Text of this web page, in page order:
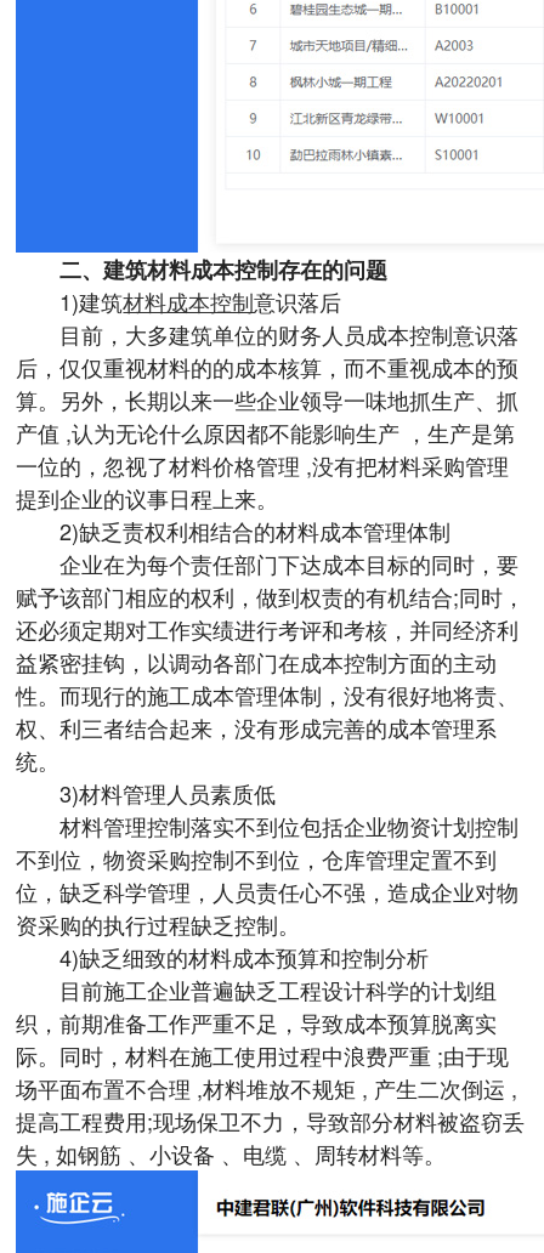
二、建筑材料成本控制存在的问题
1)建筑材料成本控制意识落后
目前，大多建筑单位的财务人员成本控制意识落
后，仅仅重视材料的的成本核算，而不重视成本的预
算。另外，长期以来一些企业领导一味地抓生产、抓
产值 ,认为无论什么原因都不能影响生产 ，生产是第
一位的，忽视了材料价格管理 ,没有把材料采购管理
提到企业的议事日程上来。
2)缺乏责权利相结合的材料成本管理体制
企业在为每个责任部门下达成本目标的同时，要
赋予该部门相应的权利，做到权责的有机结合;同时，
还必须定期对工作实绩进行考评和考核，并同经济利
益紧密挂钩，以调动各部门在成本控制方面的主动
性。而现行的施工成本管理体制，没有很好地将责、
权、利三者结合起来，没有形成完善的成本管理系
统。
3)材料管理人员素质低
材料管理控制落实不到位包括企业物资计划控制
不到位，物资采购控制不到位，仓库管理定置不到
位，缺乏科学管理，人员责任心不强，造成企业对物
资采购的执行过程缺乏控制。
4)缺乏细致的材料成本预算和控制分析
目前施工企业普遍缺乏工程设计科学的计划组
织，前期准备工作严重不足，导致成本预算脱离实
际。同时，材料在施工使用过程中浪费严重 ;由于现
场平面布置不合理 ,材料堆放不规矩 , 产生二次倒运 ,
提高工程费用;现场保卫不力，导致部分材料被盗窃丢
失 , 如钢筋 、小设备 、电缆 、周转材料等。